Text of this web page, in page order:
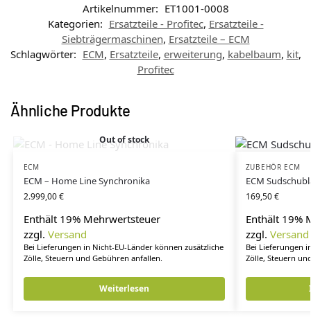
Artikelnummer: ET1001-0008
Kategorien: Ersatzteile - Profitec, Ersatzteile -
Siebträgermaschinen, Ersatzteile – ECM
Schlagwörter: ECM, Ersatzteile, erweiterung, kabelbaum, kit,
Profitec
Ähnliche Produkte
Out of stock
ECM
ECM – Home Line Synchronika
2.999,00€
Enthält 19% Mehrwertsteuer
zzgl. Versand
Bei Lieferungen in Nicht-EU-Länder können zusätzliche
Zölle, Steuern und Gebühren anfallen.
Weiterlesen
ZUBEHÖR ECM
ECM
169,50€
Enthält 19%
zzgl. Versand
Bei Lieferungen
Zölle, Steuern